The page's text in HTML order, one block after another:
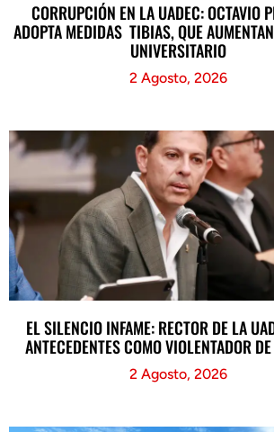
CORRUPCIÓN EN LA UADEC: OCTAVIO
ADOPTA MEDIDAS TIBIAS, QUE
UNIVERSITARIO
2 Agosto, 2026
EL SILENCIO INFAME: RECTOR DE LA
ANTECEDENTES COMO VIOLENTADOR
2 Agosto, 2026